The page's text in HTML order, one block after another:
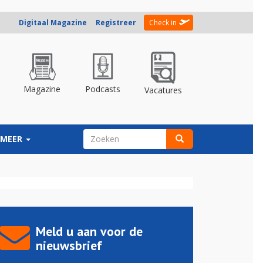
Digitaal Magazine Registreer Check in
Magazine Podcasts Vacatures
MEER ZOEKVELD
Meld u aan voor de
nieuwsbrief